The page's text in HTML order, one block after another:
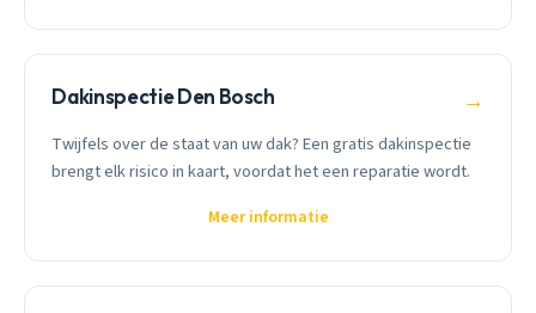
Dakinspectie Den Bosch →
Twijfels over de staat van uw dak? Een gratis dakinspectie
brengt elk risico in kaart, voordat het een reparatie wordt.
Meer informatie